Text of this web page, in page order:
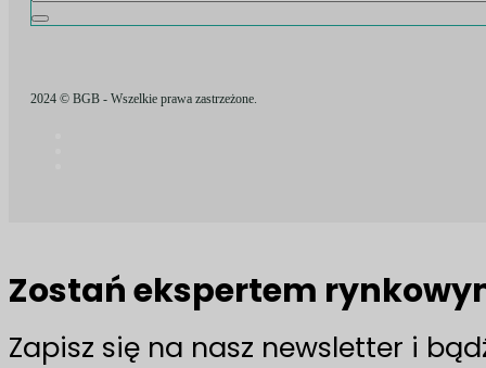
2024 © BGB - Wszelkie prawa zastrzeżone.
Zostań ekspertem
Zapisz się na nasz newsletter i